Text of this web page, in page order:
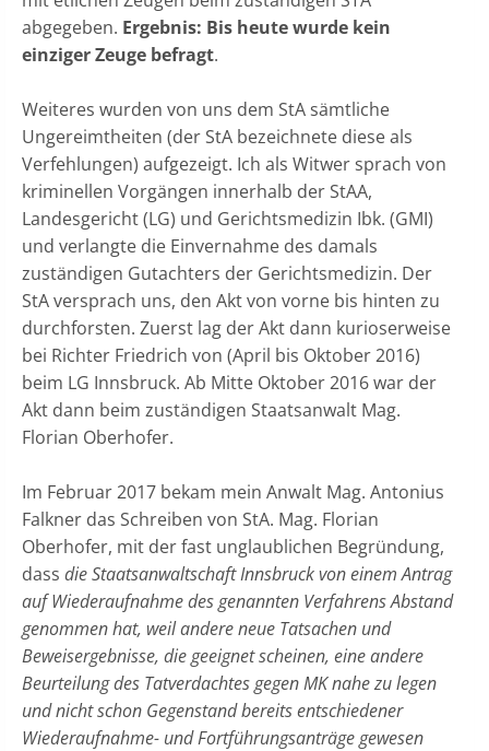
abgegeben. Ergebnis: Bis heute wurde kein
einziger Zeuge befragt.
Weiteres wurden von uns dem StA sämtliche
Ungereimtheiten (der StA bezeichnete diese als
Verfehlungen) aufgezeigt. Ich als Witwer sprach von
kriminellen Vorgängen innerhalb der StAA,
Landesgericht (LG) und Gerichtsmedizin Ibk. (GMI)
und verlangte die Einvernahme des damals
zuständigen Gutachters der Gerichtsmedizin. Der
StA versprach uns, den Akt von vorne bis hinten zu
durchforsten. Zuerst lag der Akt dann kurioserweise
bei Richter Friedrich von (April bis Oktober 2016)
beim LG Innsbruck. Ab Mitte Oktober 2016 war der
Akt dann beim zuständigen Staatsanwalt Mag.
Florian Oberhofer.
Im Februar 2017 bekam mein Anwalt Mag. Antonius
Falkner das Schreiben von StA. Mag. Florian
Oberhofer, mit der fast unglaublichen Begründung,
dass die Staatsanwaltschaft Innsbruck von einem Antrag
auf Wiederaufnahme des genannten Verfahrens Abstand
genommen hat, weil andere neue Tatsachen und
Beweisergebnisse, die geeignet scheinen, eine andere
Beurteilung des Tatverdachtes gegen MK nahe zu legen
und nicht schon Gegenstand bereits entschiedener
Wiederaufnahme- und Fortführungsanträge gewesen